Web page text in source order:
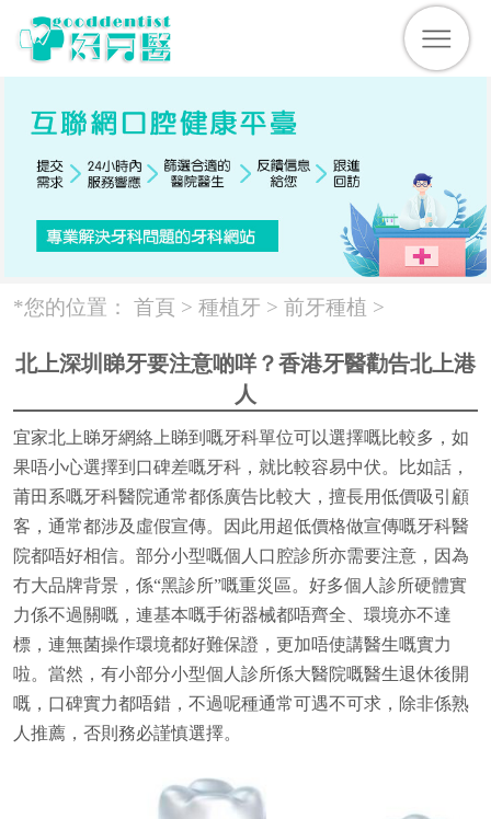
*您的位置： 首頁 > 種植牙 > 前牙種植 >
北上深圳睇牙要注意啲咩？香港牙醫勸告北上港
人
宜家北上睇牙網絡上睇到嘅牙科單位可以選擇嘅比較多，如
果唔小心選擇到口碑差嘅牙科，就比較容易中伏。比如話，
莆田系嘅牙科醫院通常都係廣告比較大，擅長用低價吸引顧
客，通常都涉及虛假宣傳。因此用超低價格做宣傳嘅牙科醫
院都唔好相信。部分小型嘅個人口腔診所亦需要注意，因為
冇大品牌背景，係“黑診所”嘅重災區。好多個人診所硬體實
力係不過關嘅，連基本嘅手術器械都唔齊全、環境亦不達
標，連無菌操作環境都好難保證，更加唔使講醫生嘅實力
啦。當然，有小部分小型個人診所係大醫院嘅醫生退休後開
嘅，口碑實力都唔錯，不過呢種通常可遇不可求，除非係熟
人推薦，否則務必謹慎選擇。